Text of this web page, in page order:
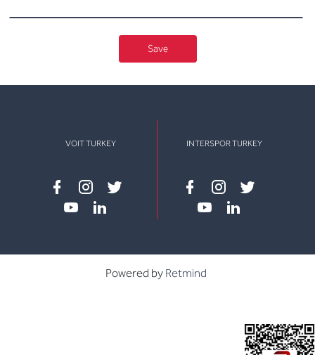
Save
VOIT TURKEY
Facebook
instagram
twitter
INTERSPOR TURKEY
Facebook
instagram
twitter
Powered by Retmind